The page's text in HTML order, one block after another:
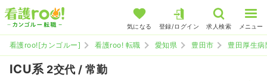
気になる 登録/ログイン 求人検索 メニュー
看護roo![カンゴルー] 看護roo! 転職 愛知県 豊田市 豊田厚生病
ICU系 2交代 / 常勤